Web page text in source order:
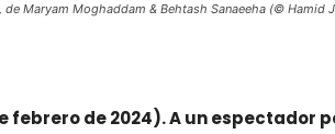
de Maryam Moghaddam & Behtash Sanaeeha (© Hamid
febrero de 2024). A un espectador